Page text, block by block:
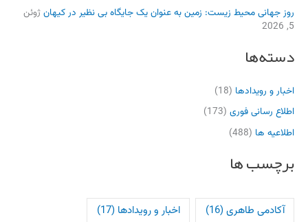
روز جهانی محیط زیست: زمین به عنوان یک جایگاه بی نظیر در کیهانژوئن
5, 2026
دسته‌ها
اخبار و رویدادها (18)
اطلاع رسانی فوری (173)
اطلاعیه ها (488)
برچسب ها
آکادمی طاهری(16) اخبار و رویدادها (17)